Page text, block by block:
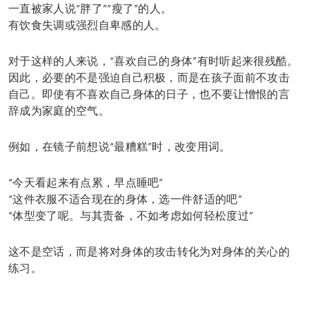
一直被家人说“胖了”“瘦了”的人。
有饮食失调或强烈自卑感的人。
对于这样的人来说，“喜欢自己的身体”有时听起来很残酷。
因此，必要的不是强迫自己积极，而是在孩子面前不攻击
自己。即使有不喜欢自己身体的日子，也不要让憎恨的言
辞成为家庭的空气。
例如，在镜子前想说“最糟糕”时，改变用词。
“今天看起来有点累，早点睡吧”
“这件衣服不适合现在的身体，选一件舒适的吧”
“体型变了呢。与其责备，不如考虑如何轻松度过”
这不是空话，而是将对身体的攻击转化为对身体的关心的
练习。